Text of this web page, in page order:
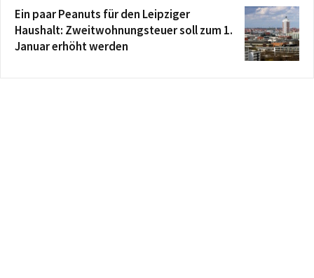
Ein paar Peanuts für den Leipziger
Haushalt: Zweitwohnungsteuer soll zum 1.
Januar erhöht werden